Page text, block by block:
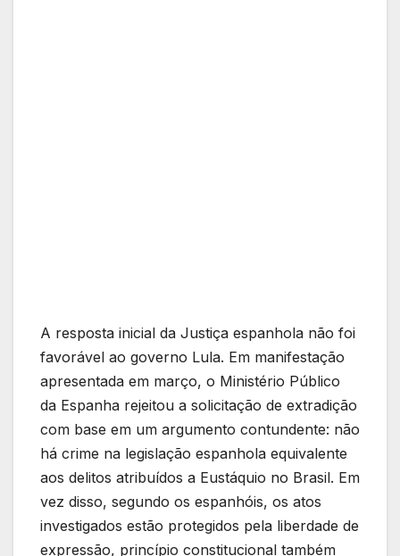
A resposta inicial da Justiça espanhola não foi
favorável ao governo Lula. Em manifestação
apresentada em março, o Ministério Público
da Espanha rejeitou a solicitação de extradição
com base em um argumento contundente: não
há crime na legislação espanhola equivalente
aos delitos atribuídos a Eustáquio no Brasil. Em
vez disso, segundo os espanhóis, os atos
investigados estão protegidos pela liberdade de
expressão, princípio constitucional também